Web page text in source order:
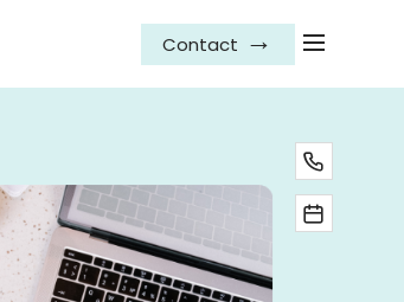
Contact